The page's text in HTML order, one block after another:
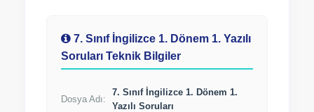
7. Sınıf İngilizce 1. Dönem 1. Yazılı
Soruları Teknik Bilgiler
Dosya Adı:
7. Sınıf İngilizce 1. Dönem 1.
Yazılı Soruları